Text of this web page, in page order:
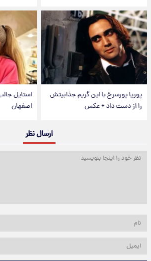
پوریا پورسرخ با این گریم جذابیتش
را از دست داد + عکس
استایل
اصفهان
ارسال نظر